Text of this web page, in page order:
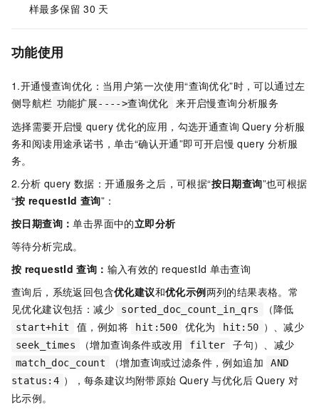
样最多保留 30 天
功能使用
1.开通慢查询优化：当用户第一次使用“查询优化”时，可以通过左
侧导航栏 功能扩展---->查询优化
来开启慢查询分析服务
选择需要开启慢 query 优化的应用，勾选开通查询 Query 分析服
务和阅读用途承诺书，单击“确认开通”即可开启慢 query 分析服
务。
2.分析 query 数据：开通服务之后，可根据“按日期查询”也可根据
“按 requestId 查询”：
按日期查询：单击界面中的立即分析
等待分析完成。
按 requestId 查询： 输入有效的 requestId 单击查询
查询后，系统返回包含优化建议和优化示例两列的结果表格。常
见优化建议包括：减少
sorted_doc_count_in_qrs （降低
start+hit 值，例如将 hit:500 优化为 hit:50 ）、减少
seek_times （增加查询条件或改用 filter 子句）、减少
match_doc_count （增加查询或过滤条件，例如追加
AND
status:4 ），每条建议均附带原始 Query 与优化后 Query 对
比示例。